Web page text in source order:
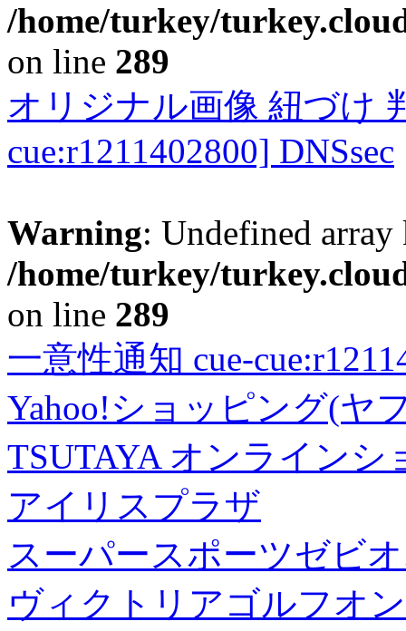
/home/turkey/
on line 289
オリジナル画像 紐づけ
cue:r1211402800] DNSsec
Warning: Undefined
/home/turkey/
on line 289
一意性通知 cue-
Yahoo!ショッピング(ヤ
TSUTAYA オンラインシ
アイリスプラザ
スーパースポーツゼビ
ヴィクトリアゴルフオ